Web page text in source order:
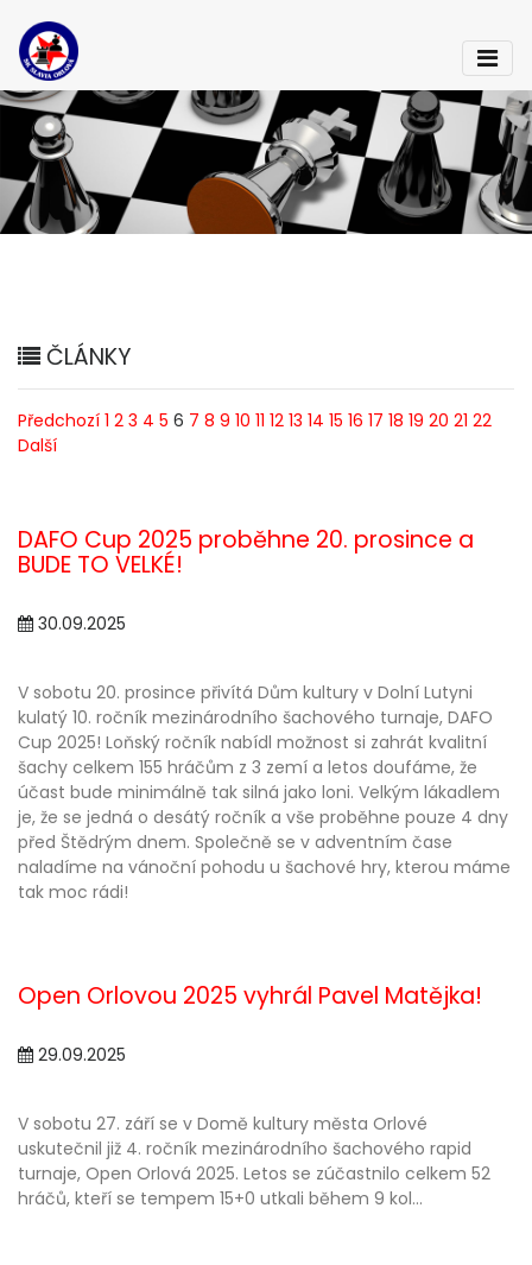
ČLÁNKY
Předchozí 1 2 3 4 5 6 7 8 9 10 11 12 13 14 15 16 17 18 19 20 21 22
Další
DAFO Cup 2025 proběhne 20. prosince a
BUDE TO VELKÉ!
30.09.2025
V sobotu 20. prosince přivítá Dům kultury v Dolní Lutyni
kulatý 10. ročník mezinárodního šachového turnaje, DAFO
Cup 2025! Loňský ročník nabídl možnost si zahrát kvalitní
šachy celkem 155 hráčům z 3 zemí a letos doufáme, že
účast bude minimálně tak silná jako loni. Velkým lákadlem
je, že se jedná o desátý ročník a vše proběhne pouze 4 dny
před Štědrým dnem. Společně se v adventním čase
naladíme na vánoční pohodu u šachové hry, kterou máme
tak moc rádi!
Open Orlovou 2025 vyhrál Pavel Matějka!
29.09.2025
V sobotu 27. září se v Domě kultury města Orlové
uskutečnil již 4. ročník mezinárodního šachového rapid
turnaje, Open Orlová 2025. Letos se zúčastnilo celkem 52
hráčů, kteří se tempem 15+0 utkali během 9 kol...